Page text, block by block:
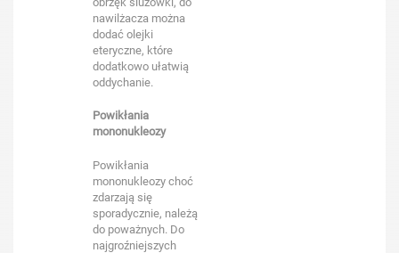
nawilżacza można
dodać olejki
eteryczne, które
dodatkowo ułatwią
oddychanie.
Powikłania
mononukleozy
Powikłania
mononukleozy choć
zdarzają się
sporadycznie, należą
do poważnych. Do
najgroźniejszych